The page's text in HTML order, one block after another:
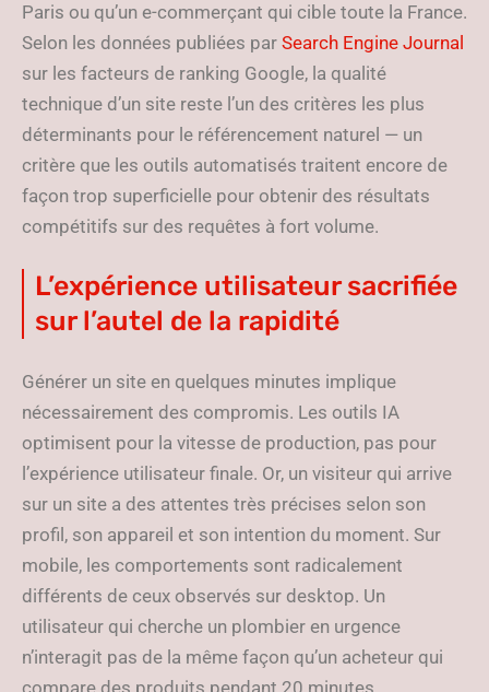
Paris ou qu’un e-commerçant qui cible toute la France.
Selon les données publiées par Search Engine Journal
sur les facteurs de ranking Google, la qualité
technique d’un site reste l’un des critères les plus
déterminants pour le référencement naturel — un
critère que les outils automatisés traitent encore de
façon trop superficielle pour obtenir des résultats
compétitifs sur des requêtes à fort volume.
L’expérience utilisateur sacrifiée
sur l’autel de la rapidité
Générer un site en quelques minutes implique
nécessairement des compromis. Les outils IA
optimisent pour la vitesse de production, pas pour
l’expérience utilisateur finale. Or, un visiteur qui arrive
sur un site a des attentes très précises selon son
profil, son appareil et son intention du moment. Sur
mobile, les comportements sont radicalement
différents de ceux observés sur desktop. Un
utilisateur qui cherche un plombier en urgence
n’interagit pas de la même façon qu’un acheteur qui
compare des produits pendant 20 minutes.